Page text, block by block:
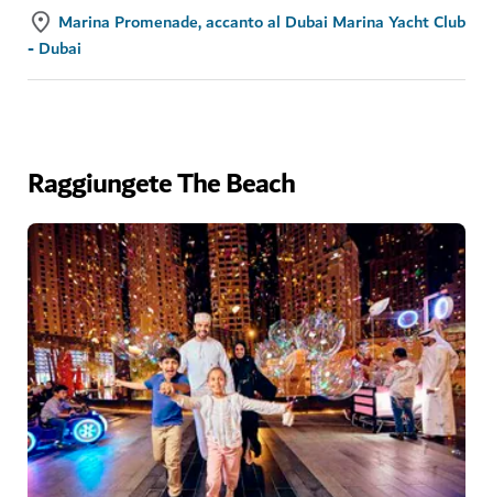
Marina Promenade, accanto al Dubai Marina Yacht Club
- Dubai
Raggiungete The Beach